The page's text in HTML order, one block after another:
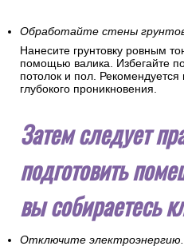
Обработайте стены
Нанесите грунтовку ровным
помощью валика. Избегайте
потолок и пол. Рекомендуется
глубокого проникновения.
Затем следует
подготовить
вы собираетесь
Отключите электроэнергию.